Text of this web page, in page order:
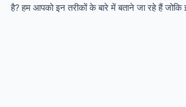
है? हम आपको इन तरीकों के बारे में बताने जा रहे हैं जोकि